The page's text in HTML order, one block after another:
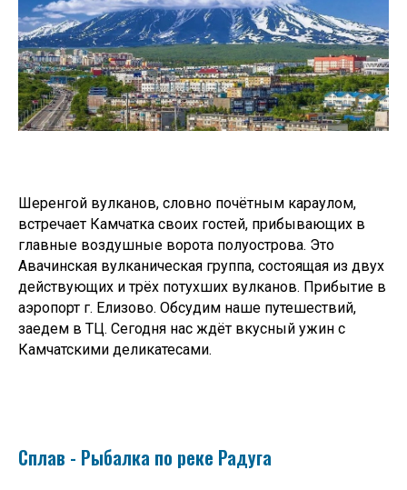
Шеренгой вулканов, словно почётным караулом,
встречает Камчатка своих гостей, прибывающих в
главные воздушные ворота полуострова. Это
Авачинская вулканическая группа, состоящая из двух
действующих и трёх потухших вулканов. Прибытие в
аэропорт г. Елизово. Обсудим наше путешествий,
заедем в ТЦ. Сегодня нас ждёт вкусный ужин с
Камчатскими деликатесами.
Сплав - Рыбалка по реке Радуга